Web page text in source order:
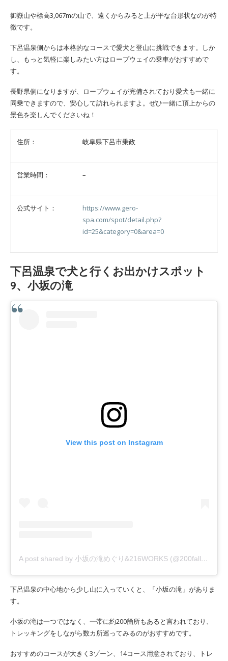
御嶽山や標高3,067mの山で、遠くからみると上が平な台形状なのが特
徴です。
下呂温泉側からは本格的なコースで愛犬と登山に挑戦できます。しか
し、もっと気軽に楽しみたい方はロープウェイの乗車がおすすめで
す。
長野県側になりますが、ロープウェイが完備されており愛犬も一緒に
同乗できますので、安心して訪れられますよ。ぜひ一緒に頂上からの
景色を楽しんでくださいね！
住所： 岐阜県下呂市乗政
営業時間： –
公式サイト：
https://www.gero-
spa.com/spot/detail.php?
id=25&category=0&area=0
下呂温泉で犬と行くお出かけスポット
9、小坂の滝
View this post on Instagram
A post shared by 小坂の滝めぐり&216WORKS (@200falls_216works)
下呂温泉の中心地から少し山に入っていくと、「小坂の滝」がありま
す。
小坂の滝は一つではなく、一帯に約200箇所もあると言われており、
トレッキングをしながら数カ所巡ってみるのがおすすめです。
おすすめのコースが大きく3ゾーン、14コース用意されており、トレ